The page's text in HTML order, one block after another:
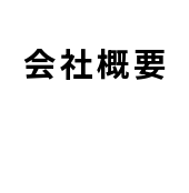
会社概要